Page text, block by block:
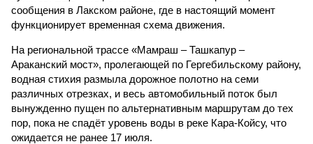
сообщения в Лакском районе, где в настоящий момент
функционирует временная схема движения.
На региональной трассе «Мамраш – Ташкапур –
Араканский мост», пролегающей по Гергебильскому району,
водная стихия размыла дорожное полотно на семи
различных отрезках, и весь автомобильный поток был
вынужденно пущен по альтернативным маршрутам до тех
пор, пока не спадёт уровень воды в реке Кара-Койсу, что
ожидается не ранее 17 июля.